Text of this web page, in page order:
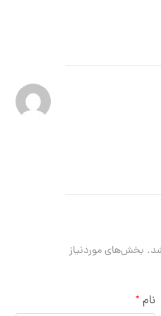
بخش‌های موردنیاز
نام *